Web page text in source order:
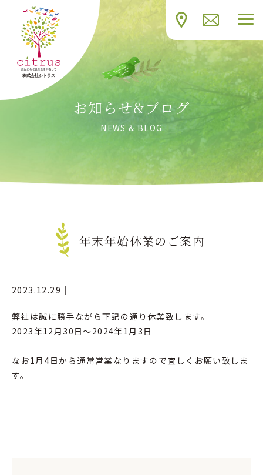
お知らせ&ブログ
NEWS & BLOG
年末年始休業のご案内
2023.12.29｜
弊社は誠に勝手ながら下記の通り休業致します。
2023年12月30日～2024年1月3日
なお1月4日から通常営業なりますので宜しくお願い致しま
す。